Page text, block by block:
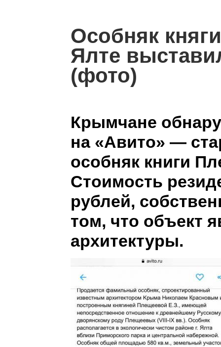
Особняк
Ялте
(фото)
Крымчане
на «Авито» —
особняк книги
Стоимость
рублей,
том, что объект
архитектуры.